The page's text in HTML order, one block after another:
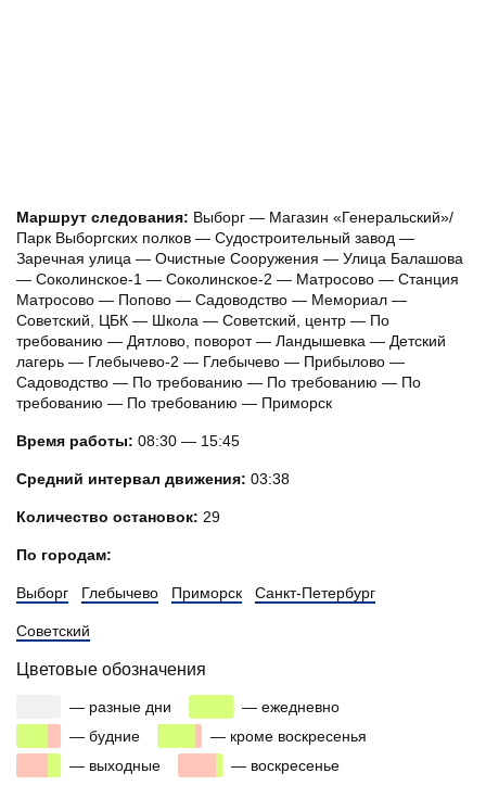
Маршрут следования: Выборг — Магазин «Генеральский»/
Парк Выборгских полков — Судостроительный завод —
Заречная улица — Очистные Сооружения — Улица Балашова
— Соколинское-1 — Соколинское-2 — Матросово — Станция
Матросово — Попово — Садоводство — Мемориал —
Советский, ЦБК — Школа — Советский, центр — По
требованию — Дятлово, поворот — Ландышевка — Детский
лагерь — Глебычево-2 — Глебычево — Прибылово —
Садоводство — По требованию — По требованию — По
требованию — По требованию — Приморск
Время работы: 08:30 — 15:45
Средний интервал движения: 03:38
Количество остановок: 29
По городам:
Выборг Глебычево Приморск Санкт-Петербург
Советский
Цветовые обозначения
— разные дни
— ежедневно
— будние
— кроме воскресенья
— выходные
— воскресенье